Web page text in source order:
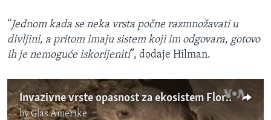
“Jednom kada se neka vrsta počne razmnožavati u
divljini, a pritom imaju sistem koji im odgovara, gotovo
ih je nemoguće iskorijeniti”, dodaje Hilman.
Invazivne vrste opasnost za ekosistem Floride
byGlas Amerike